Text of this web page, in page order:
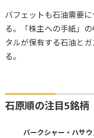
バフェットも石油需要
る。「株主への手紙」
タルが保有する石油と
る。
石原順の注目5銘柄
バークシャー・ハサ